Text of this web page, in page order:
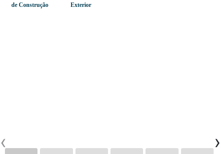
de Construção
Exterior
‹ ›